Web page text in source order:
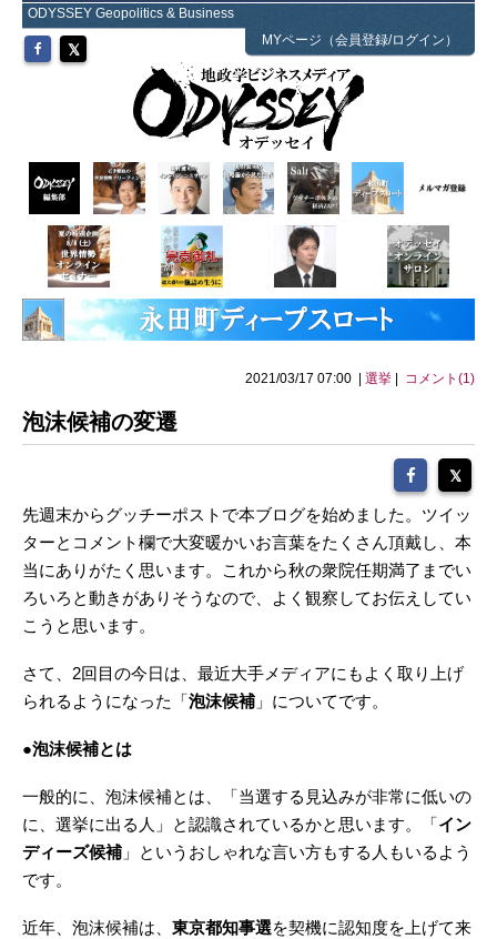
ODYSSEY Geopolitics & Business
MYページ（会員登録/ログイン）
2021/03/17 07:00 | 選挙 コメント(1)
泡沫候補の変遷
先週末からグッチーポストで本ブログを始めました。ツイッ
ターとコメント欄で大変暖かいお言葉をたくさん頂戴し、本
当にありがたく思います。これから秋の衆院任期満了までい
ろいろと動きがありそうなので、よく観察してお伝えしてい
こうと思います。
さて、2回目の今日は、最近大手メディアにもよく取り上げ
られるようになった「泡沫候補 」についてです。
●泡沫候補とは
一般的に、泡沫候補とは、「当選する見込みが非常に低いの
に、選挙に出る人」と認識されているかと思います。「イン
ディーズ候補 」というおしゃれな言い方もする人もいるよう
です。
近年、泡沫候補は、 東京都知事選を契機に認知度を上げて来